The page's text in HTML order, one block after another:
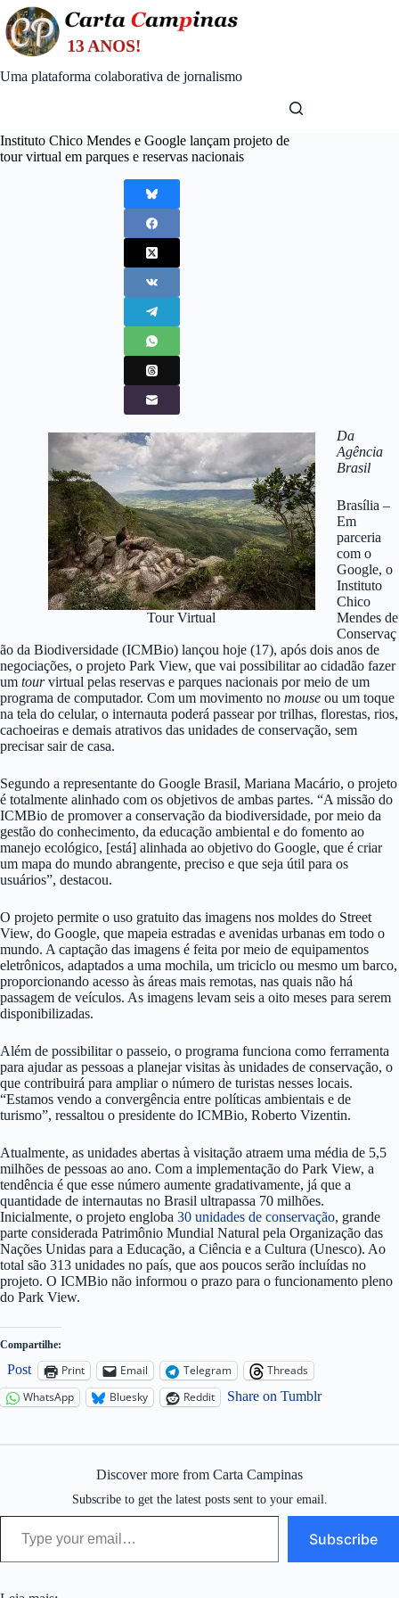
Skip
to
content
Uma plataforma colaborativa de jornalismo
Instituto Chico Mendes e Google lançam projeto de
tour virtual em parques e reservas nacionais
Tour Virtual
Da
Agência
Brasil
Brasília –
Em
parceria
com o
Google, o
Instituto
Chico
Mendes de
Conservaç
ão da Biodiversidade (ICMBio) lançou hoje (17), após dois anos de
negociações, o projeto Park View, que vai possibilitar ao cidadão fazer
um tourvirtual pelas reservas e parques nacionais por meio de um
programa de computador. Com um movimento no mouse ou um toque
na tela do celular, o internauta poderá passear por trilhas, florestas, rios,
cachoeiras e demais atrativos das unidades de conservação, sem
precisar sair de casa.
Segundo a representante do Google Brasil, Mariana Macário, o projeto
é totalmente alinhado com os objetivos de ambas partes. “A missão do
ICMBio de promover a conservação da biodiversidade, por meio da
gestão do conhecimento, da educação ambiental e do fomento ao
manejo ecológico, [está] alinhada ao objetivo do Google, que é criar
um mapa do mundo abrangente, preciso e que seja útil para os
usuários”, destacou.
O projeto permite o uso gratuito das imagens nos moldes do Street
View, do Google, que mapeia estradas e avenidas urbanas em todo o
mundo. A captação das imagens é feita por meio de equipamentos
eletrônicos, adaptados a uma mochila, um triciclo ou mesmo um barco,
proporcionando acesso às áreas mais remotas, nas quais não há
passagem de veículos. As imagens levam seis a oito meses para serem
disponibilizadas.
Além de possibilitar o passeio, o programa funciona como ferramenta
para ajudar as pessoas a planejar visitas às unidades de conservação, o
que contribuirá para ampliar o número de turistas nesses locais.
“Estamos vendo a convergência entre políticas ambientais e de
turismo”, ressaltou o presidente do ICMBio, Roberto Vizentin.
Atualmente, as unidades abertas à visitação atraem uma média de 5,5
milhões de pessoas ao ano. Com a implementação do Park View, a
tendência é que esse número aumente gradativamente, já que a
quantidade de internautas no Brasil ultrapassa 70 milhões.
Inicialmente, o projeto engloba 30 unidades de conservação, grande
parte considerada Patrimônio Mundial Natural pela Organização das
Nações Unidas para a Educação, a Ciência e a Cultura (Unesco). Ao
total são 313 unidades no país, que aos poucos serão incluídas no
projeto. O ICMBio não informou o prazo para o funcionamento pleno
do Park View.
Compartilhe:
Post Print Email Telegram
Threads
WhatsApp
Bluesky Reddit Share on Tumblr
Discover more from Carta Campinas
Subscribe to get the latest posts sent to your email.
Type your email…
Subscribe